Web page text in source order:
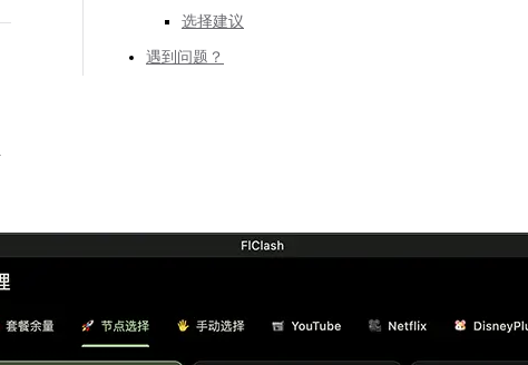
选择建议
遇到问题？